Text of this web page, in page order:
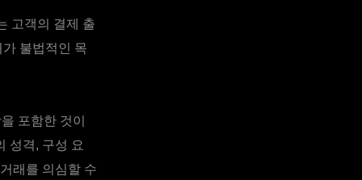
고객의 결제 출
불법적인 목
포함한 것이
성격, 구성 요
래를 의심할 수